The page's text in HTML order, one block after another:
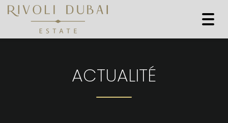
ACTUALITÉ